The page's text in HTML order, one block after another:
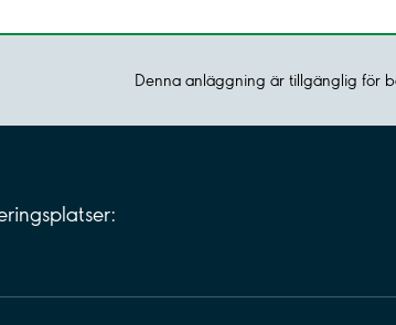
Denna anläggning är tillgänglig för